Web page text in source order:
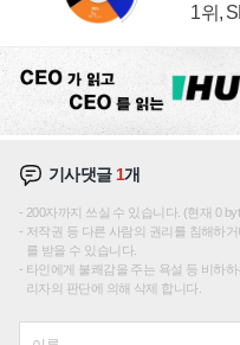
1위,
기사댓글1개
200자까지 쓰실 수 있습니다. (현재 0
저작권 등 다른 사람의 권리를 침해하
를 받을 수 있습니다.
타인에게 불쾌감을 주는 욕설 등 비하
리자의 판단에 의해 삭제 합니다.